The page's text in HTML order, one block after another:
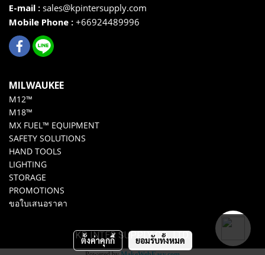
E-mail : sales@kpintersupply.com
Mobile Phone : +66924489996
MILWAUKEE
M12™
M18™
MX FUEL™ EQUIPMENT
SAFETY SOLUTIONS
HAND TOOLS
LIGHTING
STORAGE
PROMOTIONS
ขอใบเสนอราคา
KP INTER SUPPLY CO., LTD.
ตั้งค่าคุกกี้ ยอมรับทั้งหมด